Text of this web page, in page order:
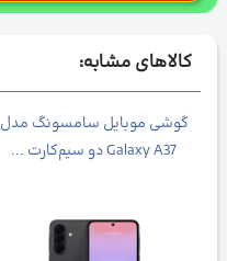
کالاهای مشابه:
گوشی موبایل سامسونگ مدل
Galaxy A37 دو سیم‌کارت ...